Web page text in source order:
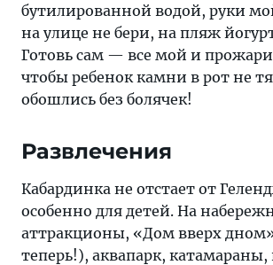
бутилированной водой, руки
на улице не бери, на пляж
Готовь сам — все мой и
чтобы ребенок камни в рот не
обошлись без болячек!
Развлечения
Кабардинка не отстает от
особенно для детей. На
аттракционы, «Дом вверх
теперь!), аквапарк,